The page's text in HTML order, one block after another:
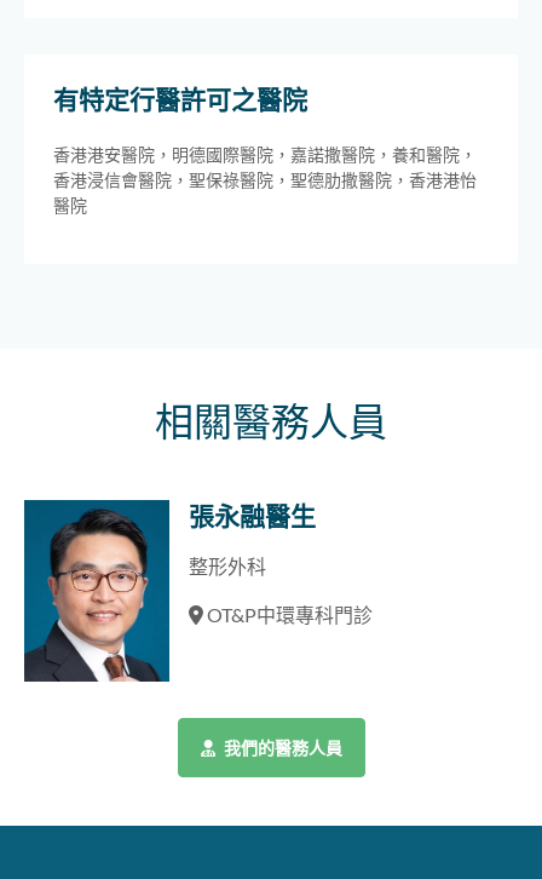
有特定行醫許可之醫院
香港港安醫院，明德國際醫院，嘉諾撒醫院，養和醫院，
香港浸信會醫院，聖保祿醫院，聖德肋撒醫院，香港港怡
醫院
相關醫務人員
張永融醫生
整形外科
OT&P中環專科門診
我們的醫務人員